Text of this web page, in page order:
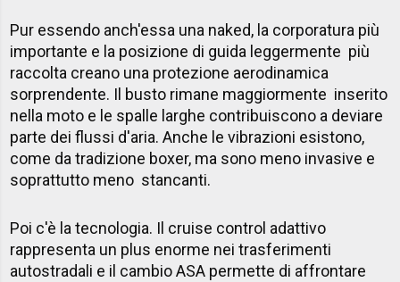
Pur essendo anch'essa una naked, la corporatura più
importante e la posizione di guida leggermente più
raccolta creano una protezione aerodinamica
sorprendente. Il busto rimane maggiormente inserito
nella moto e le spalle larghe contribuiscono a deviare
parte dei flussi d'aria. Anche le vibrazioni esistono,
come da tradizione boxer, ma sono meno invasive e
soprattutto meno stancanti.
Poi c'è la tecnologia. Il cruise control adattivo
rappresenta un plus enorme nei trasferimenti
autostradali e il cambio ASA permette di affrontare